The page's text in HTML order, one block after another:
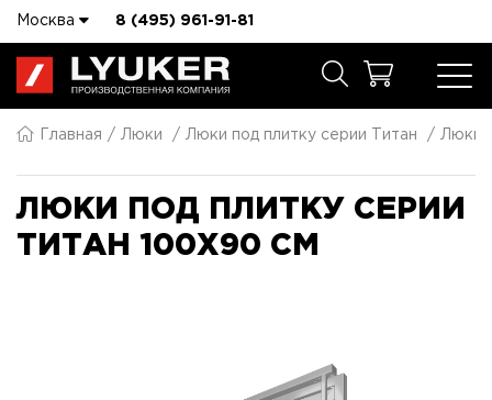
Москва 8 (495) 961-91-81
Главная Люки Люки под плитку серии Титан Люки
ЛЮКИ ПОД ПЛИТКУ СЕРИИ
ТИТАН 100X90 СМ